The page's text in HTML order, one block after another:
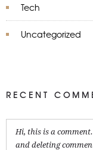
Tech
Uncategorized
RECENT
Hi, this is a
and deleting